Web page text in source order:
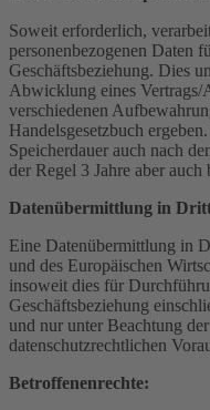
Soweit erforderlich,
personenbezogenen Daten
Geschäftsbeziehung. Dies
Abwicklung eines
verschiedenen
Handelsgesetzbuch
Speicherdauer auch nach
der Regel 3 Jahre aber
Datenübermittlung in
Eine Datenübermittlung in
und des Europäischen
insoweit dies für
Geschäftsbeziehung
und nur unter Beachtung
datenschutzrechtlichen
Betroffenenrechte: